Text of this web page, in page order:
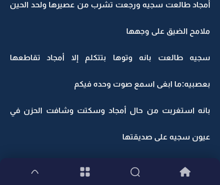
أمجاد طالعت سجيه ورجعت تشرب من عصيرها ولحد الحين
ملامح الضيق على وجهها
سجيه طالعت بانه وتوها بتتكلم إلا أمجاد تقاطعها
بعصبيه:ما ابغى اسمع صوت وحده فيكم
بانه استغربت من حال أمجاد وسكتت وشافت الحزن في
عيون سجيه على صديقتها